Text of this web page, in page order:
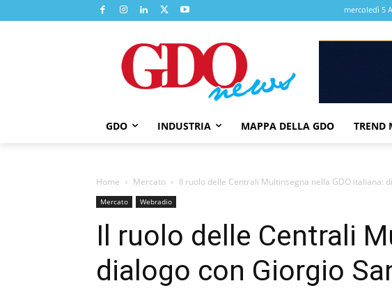
mercoledì 5
GDO INDUSTRIA MAPPA DELLA GDO TREND
Home Mercato Il ruolo delle Centrali Multinsegna nella GDO italiana:
Mercato Webradio
Il ruolo delle Centrali
dialogo con Giorgio